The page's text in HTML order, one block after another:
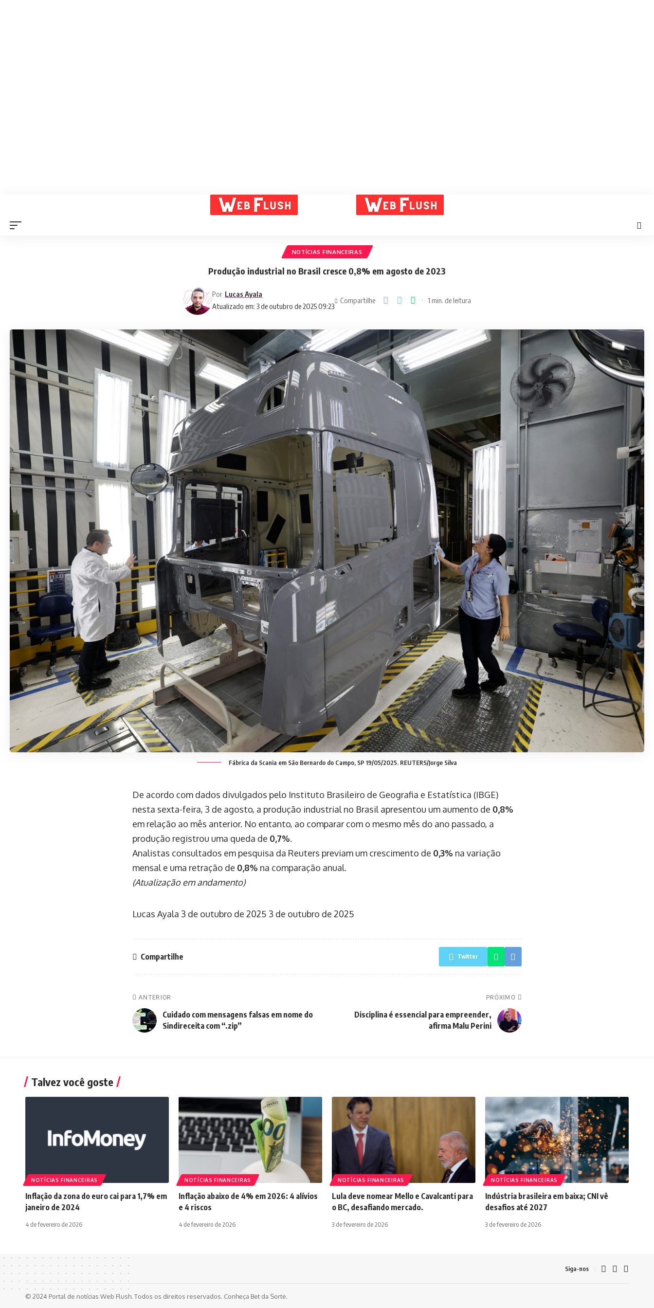
NOTÍCIAS FINANCEIRAS
Produção industrial no Brasil cresce 0,8% em agosto de 2023
Atualizado em: 3 de outubro de 2025 09:23
Por Lucas Ayala
Compartilhe 1 min. de leitura
Fábrica da Scania em São Bernardo do Campo, SP 19/05/2025. REUTERS/Jorge Silva
De acordo com dados divulgados pelo Instituto Brasileiro de Geografia e Estatística (IBGE)
nesta sexta-feira, 3 de agosto, a produção industrial no Brasil apresentou um aumento de 0,8%
em relação ao mês anterior. No entanto, ao comparar com o mesmo mês do ano passado, a
produção registrou uma queda de 0,7%.
Analistas consultados em pesquisa da Reuters previam um crescimento de 0,3% na variação
mensal e uma retração de 0,8% na comparação anual.
(Atualização em andamento)
Lucas Ayala 3 de outubro de 2025 3 de outubro de 2025
Compartilhe Twitter
ANTERIOR
Cuidado com mensagens falsas em nome do
Sindireceita com “.zip”
PRÓXIMO
Disciplina é essencial para empreender,
afirma Malu Perini
Talvez você goste
NOTÍCIAS FINANCEIRAS
Inflação da zona do euro cai para 1,7% em
janeiro de 2024
4 de fevereiro de 2026
NOTÍCIAS FINANCEIRAS
Inflação abaixo de 4% em 2026: 4 alívios
e 4 riscos
4 de fevereiro de 2026
NOTÍCIAS FINANCEIRAS
Lula deve nomear Mello e Cavalcanti para
o BC, desafiando mercado.
3 de fevereiro de 2026
NOTÍCIAS FINANCEIRAS
Indústria brasileira em baixa; CNI vê
desafios até 2027
3 de fevereiro de 2026
Siga-nos
© 2024 Portal de notícias Web Flush. Todos os direitos reservados. Conheça Bet da Sorte.